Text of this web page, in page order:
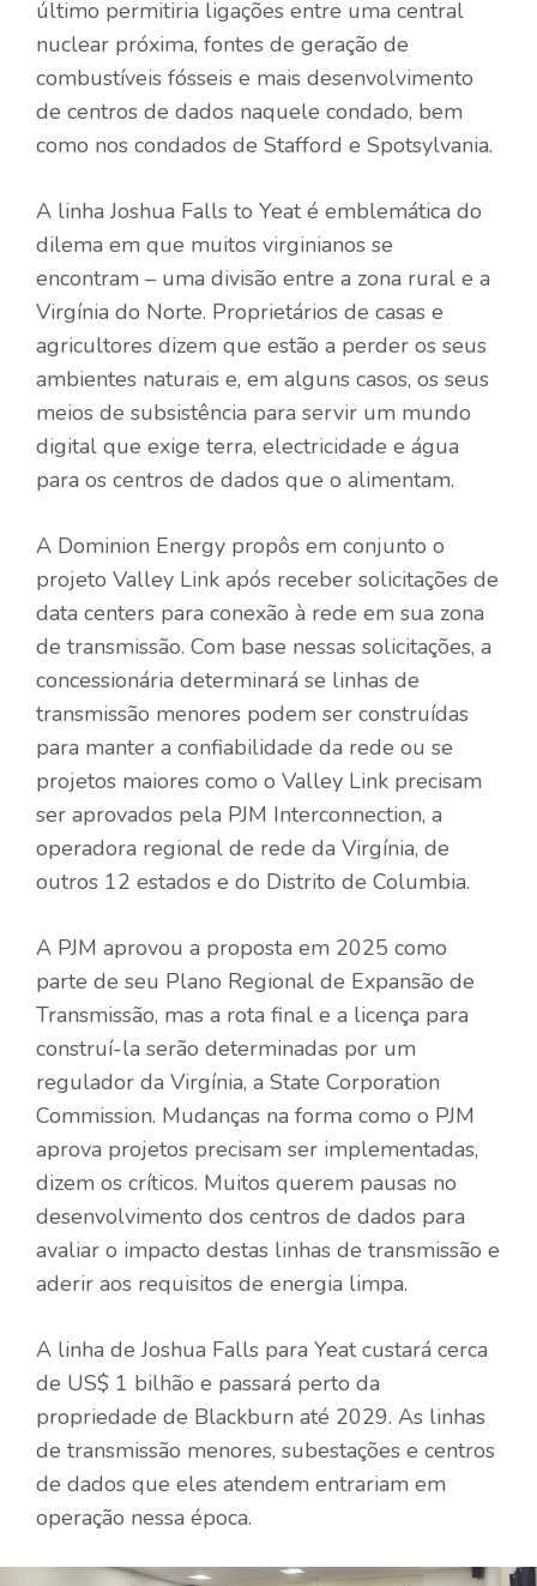
último permitiria ligações entre uma central
nuclear próxima, fontes de geração de
combustíveis fósseis e mais desenvolvimento
de centros de dados naquele condado, bem
como nos condados de Stafford e Spotsylvania.
A linha Joshua Falls to Yeat é emblemática do
dilema em que muitos virginianos se
encontram – uma divisão entre a zona rural e a
Virgínia do Norte. Proprietários de casas e
agricultores dizem que estão a perder os seus
ambientes naturais e, em alguns casos, os seus
meios de subsistência para servir um mundo
digital que exige terra, electricidade e água
para os centros de dados que o alimentam.
A Dominion Energy propôs em conjunto o
projeto Valley Link após receber solicitações de
data centers para conexão à rede em sua zona
de transmissão. Com base nessas solicitações, a
concessionária determinará se linhas de
transmissão menores podem ser construídas
para manter a confiabilidade da rede ou se
projetos maiores como o Valley Link precisam
ser aprovados pela PJM Interconnection, a
operadora regional de rede da Virgínia, de
outros 12 estados e do Distrito de Columbia.
A PJM aprovou a proposta em 2025 como
parte de seu Plano Regional de Expansão de
Transmissão, mas a rota final e a licença para
construí-la serão determinadas por um
regulador da Virgínia, a State Corporation
Commission. Mudanças na forma como o PJM
aprova projetos precisam ser implementadas,
dizem os críticos. Muitos querem pausas no
desenvolvimento dos centros de dados para
avaliar o impacto destas linhas de transmissão e
aderir aos requisitos de energia limpa.
A linha de Joshua Falls para Yeat custará cerca
de US$ 1 bilhão e passará perto da
propriedade de Blackburn até 2029. As linhas
de transmissão menores, subestações e centros
de dados que eles atendem entrariam em
operação nessa época.